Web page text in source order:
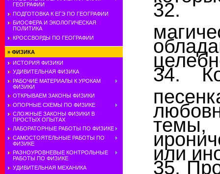
ГЕОГРАФИИ
ПОДГОТОВКА К ЕГЭ ПО ГЕОГРАФИИ
БИОСФЕРА И ЭКОЛОГИЧЕСКАЯ
ПОЛИТИКА
КРОССВОРДЫ ПО ГЕОГРАФИИ
» ФИЗИКА
ИСТОРИЯ ФИЗИКИ
УДИВИТЕЛЬНАЯ ФИЗИКА
РАБОЧИЕ МАТЕРИАЛЫ К УРОКАМ
ФИЗИКИ
ОТКРЫВАЕМ ЗАКОНЫ ФИЗИКИ
ОПОРНЫЕ СХЕМЫ ПО ФИЗИКЕ
СЛОЖНЫЕ ЗАКОНЫ ФИЗИКИ В
ПРОСТЫХ ОПЫТАХ
ЛАБОРАТОРНЫЕ РАБОТЫ ПО ФИЗИКЕ
САМОСТОЯТЕЛЬНЫЕ РАБОТЫ ПО
ФИЗИКЕ
РАЗНОУРОВНЕВЫЕ КОНТРОЛЬНЫЕ
РАБОТЫ ПО ФИЗИКЕ
УДИВИТЕЛЬНАЯ МЕХАНИКА
32.
34.
или
35.